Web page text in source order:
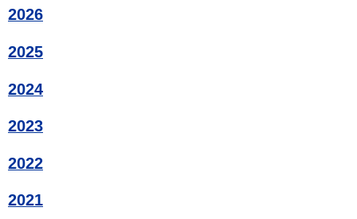
2026
2025
2024
2023
2022
2021